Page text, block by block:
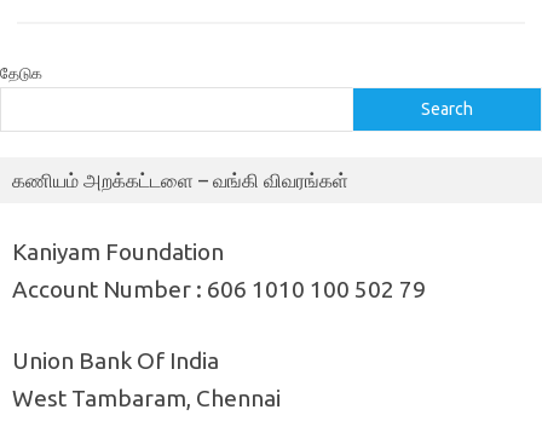
தேடுக
Search
கணியம் அறக்கட்டளை – வங்கி விவரங்கள்
Kaniyam Foundation
Account Number : 606 1010 100 502 79
Union Bank Of India
West Tambaram, Chennai